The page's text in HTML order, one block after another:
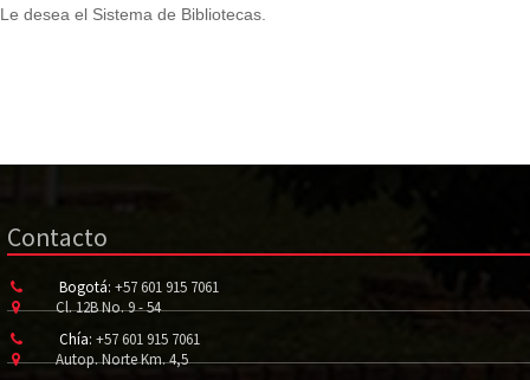
Le desea el Sistema de Bibliotecas.
Contacto
Bogotá: +57 601 915 7061
Cl. 12B No. 9 - 54
Chía: +57 601 915 7061
Autop. Norte Km. 4,5